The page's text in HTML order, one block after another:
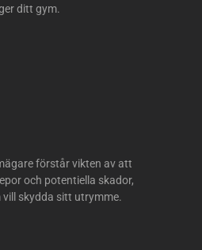
ditt gym.
förstår vikten av att
och potentiella skador,
skydda sitt utrymme.